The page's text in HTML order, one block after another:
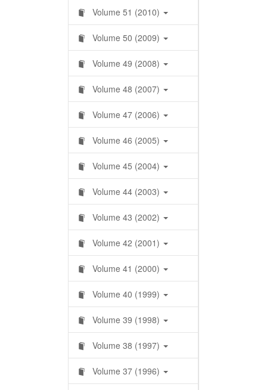
Volume 51 (2010)
Volume 50 (2009)
Volume 49 (2008)
Volume 48 (2007)
Volume 47 (2006)
Volume 46 (2005)
Volume 45 (2004)
Volume 44 (2003)
Volume 43 (2002)
Volume 42 (2001)
Volume 41 (2000)
Volume 40 (1999)
Volume 39 (1998)
Volume 38 (1997)
Volume 37 (1996)